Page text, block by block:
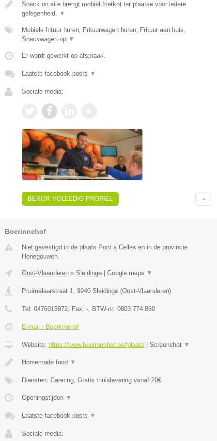
Snack on site brengt mobiel frietkot ter plaatse voor iedere
gelegenheid. ▼
Mobiele frituur huren, Frituurwagen huren, Frituur aan huis,
Snackwagen op ▼
Er wordt gewerkt op afspraak.
Laatste facebook posts ▼
Sociale media:
BEKIJK VOLLEDIG PROFIEL
Boerinnehof
Niet gevestigd in de plaats Pont a Celles en in de provincie
Henegouwen.
Oost-Vlaanderen » Sleidinge Google maps ▼
Pruimelaarstraat 1, 9940 Sleidinge (Oost-Vlaanderen)
Tel: 0476015972, Fax: -, BTW-nr: 0803 774 860
E-mail › Boerinnehof
Website: https://www.boerinnehof.be#plaats Screenshot ▼
Homemade food ▼
Diensten: Carering, Gratis thuislevering vanaf 20€
Openingstijden ▼
Laatste facebook posts ▼
Sociale media: